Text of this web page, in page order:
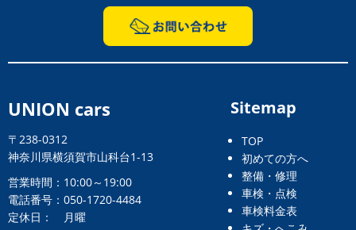
UNION cars
〒238-0312
神奈川県横須賀市山科台1-13
営業時間：10:00～19:00
電話番号：050-1720-4484
定休日： 月曜
Sitemap
TOP
初めての方へ
整備・修理
車検・点検
車検料金表